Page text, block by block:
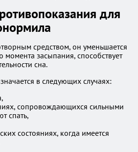
для
средством, он уменьшается
засыпания, способствует
сна.
в следующих случаях:
сопровождающихся сильными
спать,
состояниях, когда имеется